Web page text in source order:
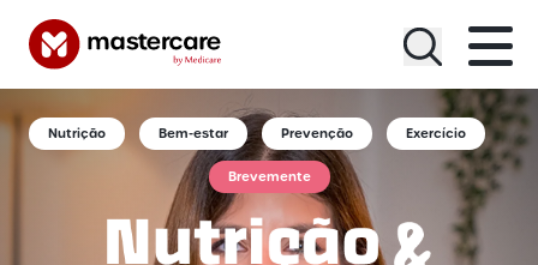
Menu
Nutrição Bem-estar Prevenção Exercício
Brevemente